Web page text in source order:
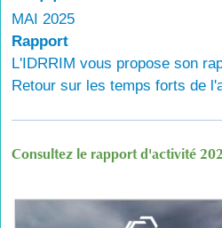
MAI 2025
Rapport
L'IDRRIM vous propose son
Retour sur les temps forts de
Consultez le rapport d'activité